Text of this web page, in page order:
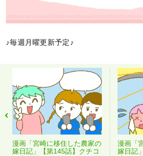
♪毎週月曜更新予定♪
漫画「宮崎に移住した農家の
嫁日記」【第145話】クチコ
漫画「
嫁日記